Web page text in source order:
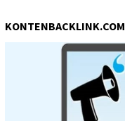
KONTENBACKLINK.COM